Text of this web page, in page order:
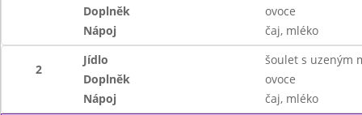
Doplněk
ovoce
Nápoj
čaj, mléko
2
Jídlo
šoulet s uzeným
Doplněk
ovoce
Nápoj
čaj, mléko